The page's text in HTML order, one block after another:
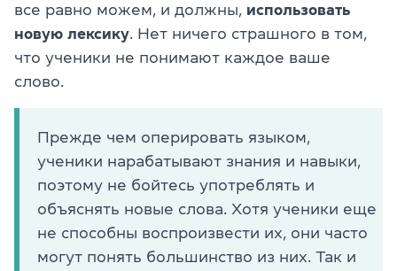
все равно можем, и должны, использовать
новую лексику . Нет ничего страшного в том,
что ученики не понимают каждое ваше
слово.
Прежде чем оперировать языком,
ученики нарабатывают знания и навыки,
поэтому не бойтесь употреблять и
объяснять новые слова. Хотя ученики еще
не способны воспроизвести их, они часто
могут понять большинство из них. Так и